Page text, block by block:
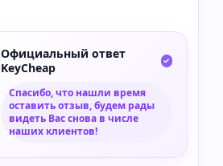
Официальный ответ
KeyCheap
Спасибо, что нашли время
оставить отзыв, будем рады
видеть Вас снова в числе
наших клиентов!